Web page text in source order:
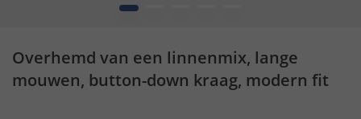
1
Overhemd van een linnenmix, lange
mouwen, button-down kraag, modern fit